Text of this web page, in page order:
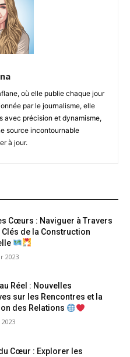
où elle publie chaque jour
par le journalisme, elle
avec précision et dynamisme,
source incontournable
à jour.
Cœurs : Naviguer à Travers
Clés de la Construction
2023
Réel : Nouvelles
sur les Rencontres et la
des Relations
Cœur : Explorer les